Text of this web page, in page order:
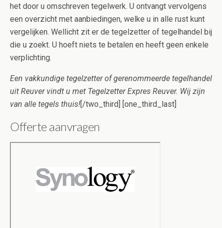
het door u omschreven tegelwerk. U ontvangt vervolgens
een overzicht met aanbiedingen, welke u in alle rust kunt
vergelijken. Wellicht zit er de tegelzetter of tegelhandel bij
die u zoekt. U hoeft niets te betalen en heeft geen enkele
verplichting.
Een vakkundige tegelzetter of gerenommeerde tegelhandel
uit Reuver vindt u met Tegelzetter Expres Reuver. Wij zijn
van alle tegels thuis![/two_third] [one_third_last]
Offerte aanvragen